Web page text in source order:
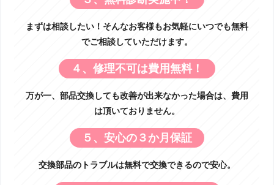
まずは相談したい！そんなお客様もお気軽にいつでも無料
でご相談していただけます。
４、修理不可は費用無料！
万が一、部品交換しても改善が出来なかった場合は、費用
は頂いておりません。
５、安心の３か月保証
交換部品のトラブルは無料で交換できるので安心。